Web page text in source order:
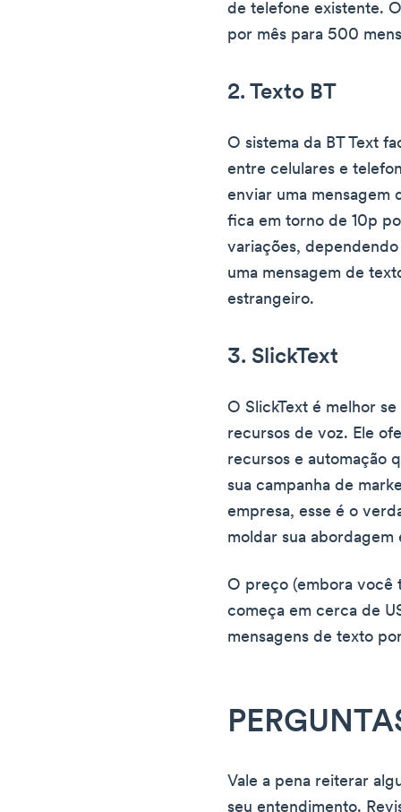
de telefone existente.
por mês para 500
2. Texto BT
O sistema da BT Text
entre celulares e
enviar uma
fica em torno de 10p
variações,
uma mensagem de
estrangeiro.
3. SlickText
O SlickText é melhor
recursos de voz. Ele
recursos e automação
sua campanha de
empresa, esse é o
moldar sua
O preço (embora você
começa em cerca de
mensagens de texto
Vale a pena reiterar
seu entendimento.